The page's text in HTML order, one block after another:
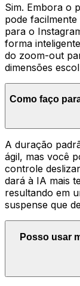
Sim. Embora o
pode facilmente
para o
forma
do zoom-out
dimensões
Como faço
A duração
ágil, mas você
controle
dará à IA mais
resultando em
suspense que
Posso usar